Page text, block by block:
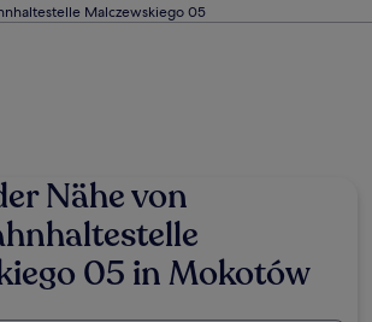
Malczewskiego 05
Nähe von
05 in Mokotów